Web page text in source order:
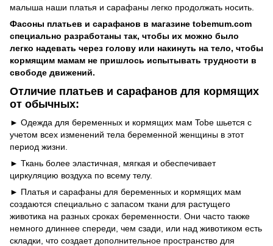
малыша наши платья и сарафаны легко продолжать носить.
Фасоны платьев и сарафанов в магазине tobemum.com
специально разработаны так, чтобы их можно было
легко надевать через голову или накинуть на тело, чтобы
кормящим мамам не пришлось испытывать трудности в
свободе движений.
Отличие платьев и сарафанов для кормящих
от обычных:
► Одежда для беременных и кормящих мам Tobe шьется с
учетом всех изменений тела беременной женщины в этот
период жизни.
► Ткань более эластичная, мягкая и обеспечивает
циркуляцию воздуха по всему телу.
► Платья и сарафаны для беременных и кормящих мам
создаются специально с запасом ткани для растущего
животика на разных сроках беременности. Они часто также
немного длиннее спереди, чем сзади, или над животиком есть
складки, что создает дополнительное пространство для